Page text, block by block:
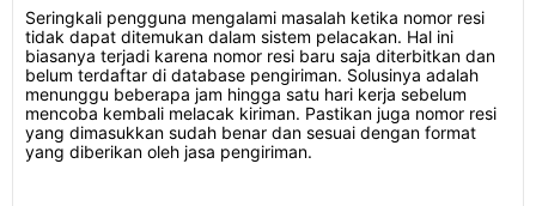
Seringkali pengguna mengalami masalah ketika nomor resi
tidak dapat ditemukan dalam sistem pelacakan. Hal ini
biasanya terjadi karena nomor resi baru saja diterbitkan dan
belum terdaftar di database pengiriman. Solusinya adalah
menunggu beberapa jam hingga satu hari kerja sebelum
mencoba kembali melacak kiriman. Pastikan juga nomor resi
yang dimasukkan sudah benar dan sesuai dengan format
yang diberikan oleh jasa pengiriman.